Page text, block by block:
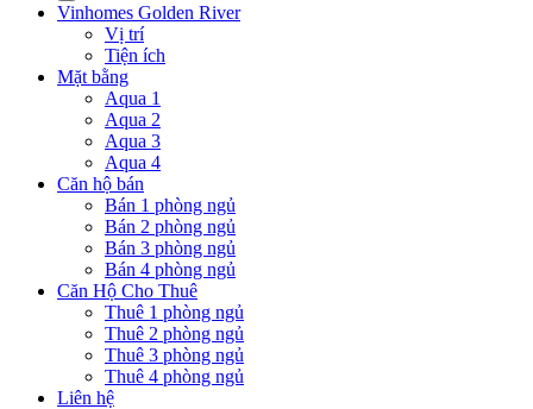
Vinhomes Golden River
Vị trí
Tiện ích
Mặt bằng
Aqua 1
Aqua 2
Aqua 3
Aqua 4
Căn hộ bán
Bán 1 phòng ngủ
Bán 2 phòng ngủ
Bán 3 phòng ngủ
Bán 4 phòng ngủ
Căn Hộ Cho Thuê
Thuê 1 phòng ngủ
Thuê 2 phòng ngủ
Thuê 3 phòng ngủ
Thuê 4 phòng ngủ
Liên hệ